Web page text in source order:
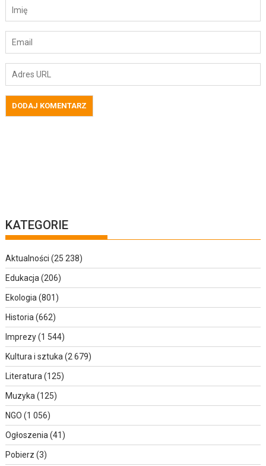
KATEGORIE
Aktualności (25 238)
Edukacja (206)
Ekologia (801)
Historia (662)
Imprezy(1 544)
Kultura i sztuka (2 679)
Literatura (125)
Muzyka (125)
NGO (1 056)
Ogłoszenia (41)
Pobierz (3)